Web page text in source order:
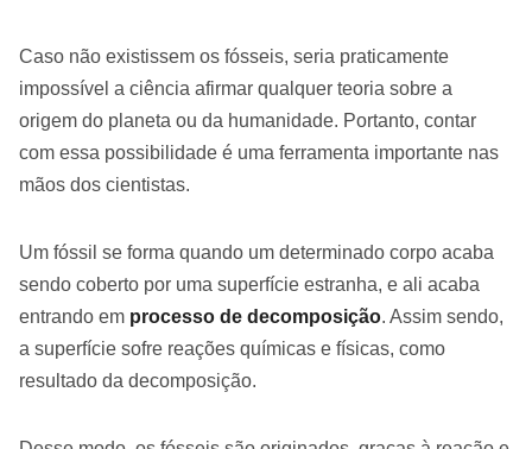
Caso não existissem os fósseis, seria praticamente
impossível a ciência afirmar qualquer teoria sobre a
origem do planeta ou da humanidade. Portanto, contar
com essa possibilidade é uma ferramenta importante nas
mãos dos cientistas.
Um fóssil se forma quando um determinado corpo acaba
sendo coberto por uma superfície estranha, e ali acaba
entrando em processo de decomposição. Assim sendo,
a superfície sofre reações químicas e físicas, como
resultado da decomposição.